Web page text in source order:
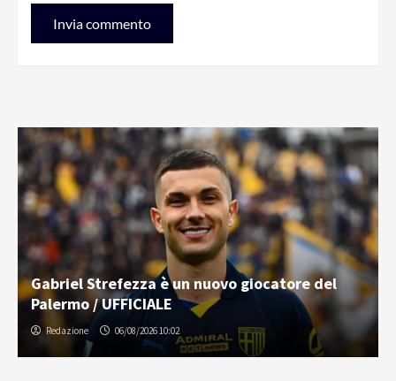
Gabriel Strefezza è un nuovo giocatore del
Palermo / UFFICIALE
Redazione 06/08/2026 10:02